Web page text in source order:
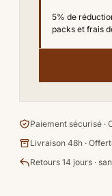
5% de
packs et frais
Paiement sécurisé ·
Livraison 48h ·
Retours 14 jours ·